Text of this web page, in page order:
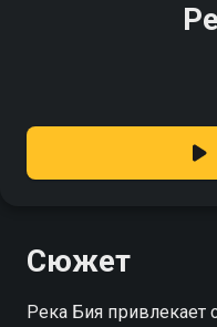
Сюжет
Река Бия привлекает